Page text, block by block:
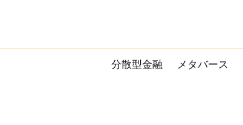
content
分散型金融 メタバース